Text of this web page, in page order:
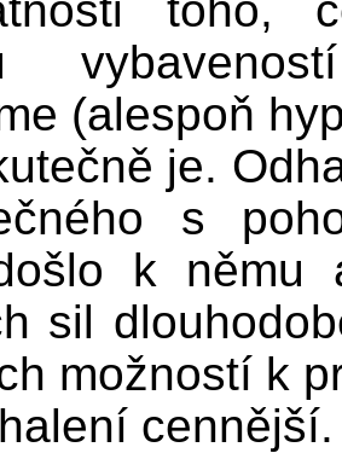
(alespoň
je.
s
k němu
sil
možností k
cennější.